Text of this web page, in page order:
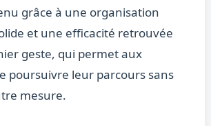
grâce à une organisation
et une efficacité retrouvée
geste, qui permet aux
poursuivre leur parcours sans
mesure.